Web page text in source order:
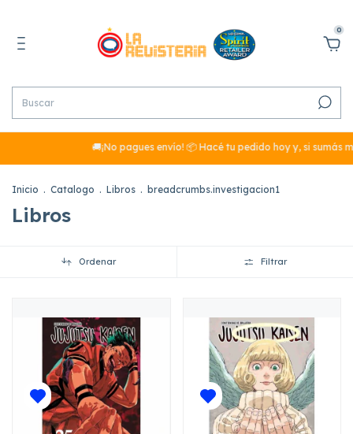
0
🚚¡No pagues envío! 📦 Hacé tu pedido hoy y, si sumás más de
Inicio . Catalogo . Libros . breadcrumbs.investigacion1
Libros
Ordenar Filtrar